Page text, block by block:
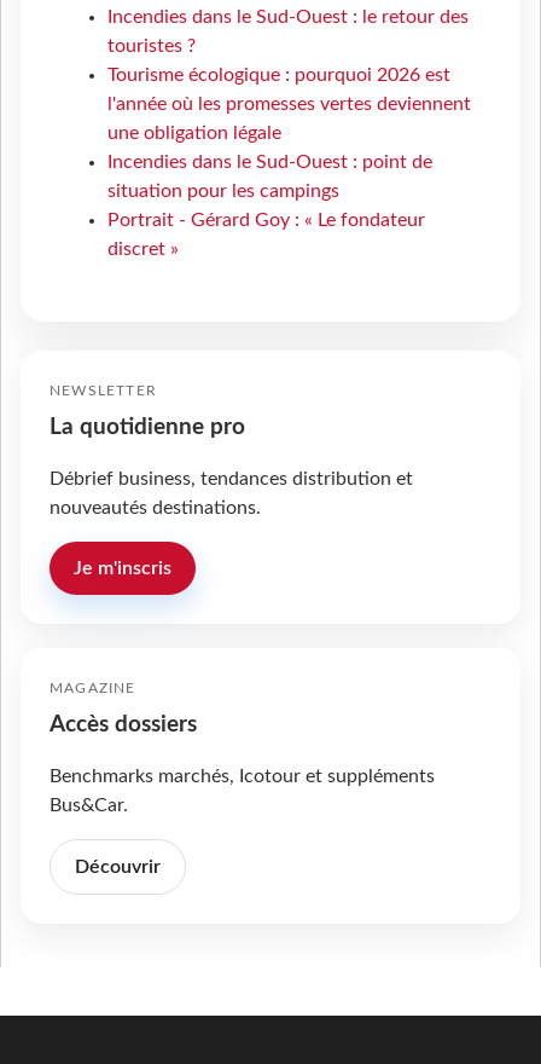
Incendies dans le Sud-Ouest : le retour des
touristes ?
Tourisme écologique : pourquoi 2026 est
l'année où les promesses vertes deviennent
une obligation légale
Incendies dans le Sud-Ouest : point de
situation pour les campings
Portrait - Gérard Goy : « Le fondateur
discret »
NEWSLETTER
La quotidienne pro
Débrief business, tendances distribution et
nouveautés destinations.
Je m'inscris
MAGAZINE
Accès dossiers
Benchmarks marchés, Icotour et suppléments
Bus&Car.
Découvrir